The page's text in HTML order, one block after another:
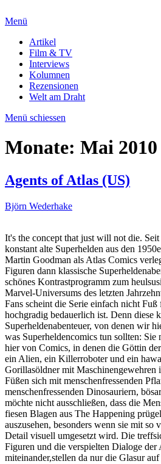
Menü
Artikel
Film & TV
Interviews
Kolumnen
Rezensionen
Welt am Draht
Menü schiessen
Monate: Mai 2010
Agents of Atlas (US)
Björn Wederhake
It's the concept that just will not die.
konstant alte Superhelden aus den
Martin Goodman als Atlas Comics
Figuren dann klassische
schönes Kontrastprogramm zum
Marvel-Universums des letzten
Fans scheint die Serie einfach nicht
hochgradig bedauerlich ist. Denn diese
Superheldenabenteuer, von denen wir
was Superheldencomics tun sollten: Sie
hier von Comics, in denen die Göttin
ein Alien, ein Killerroboter und ein
Gorillasöldner mit Maschinengewehren
Füßen sich mit menschenfressenden
menschenfressenden Dinosauriern,
möchte nicht ausschließen, dass die
fiesen Blagen aus The Happening
auszusehen, besonders wenn sie mit so
Detail visuell umgesetzt wird. Die
Figuren und die verspielten Dialoge der
miteinander,stellen da nur die Glasur